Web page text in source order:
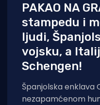
PAKAO NA
stampedu i
ljudi,
vojsku, a
Schengen!
Španjolska enklava
nezapamćenom